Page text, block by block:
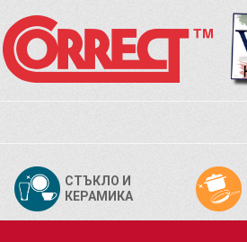
СТЪКЛО И
КЕРАМИКА